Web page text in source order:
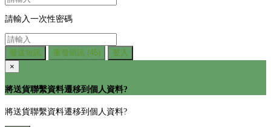
請輸入一次性密碼
發送短訊 重發簡訊 (45)
登入
×
將送貨聯繫資料遷移到個人資料?
將送貨聯繫資料遷移到個人資料?